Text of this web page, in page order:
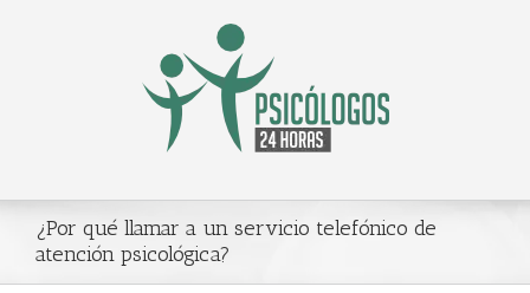
¿Por qué llamar a un servicio telefónico de
atención psicológica?